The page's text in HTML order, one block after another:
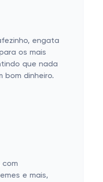
engata
os mais
que nada
bom dinheiro.
com
e mais,